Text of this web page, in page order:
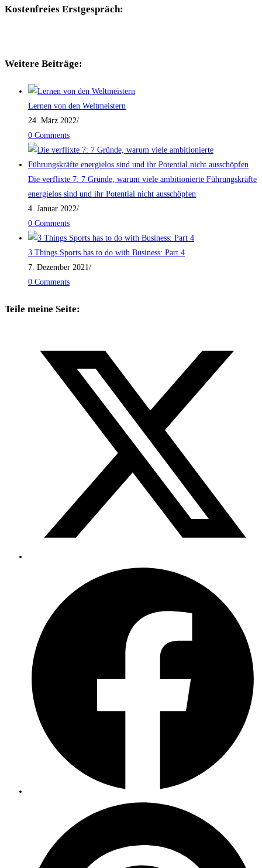
Kostenfreies Erstgespräch:
Weitere Beiträge:
Lernen von den Weltmeistern
24. März 2022/
0 Comments
Die verflixte 7: 7 Gründe, warum viele ambitionierte Führungskräfte
energielos sind und ihr Potential nicht ausschöpfen
4. Januar 2022/
0 Comments
3 Things Sports has to do with Business: Part 4
7. Dezember 2021/
0 Comments
Teile meine Seite: